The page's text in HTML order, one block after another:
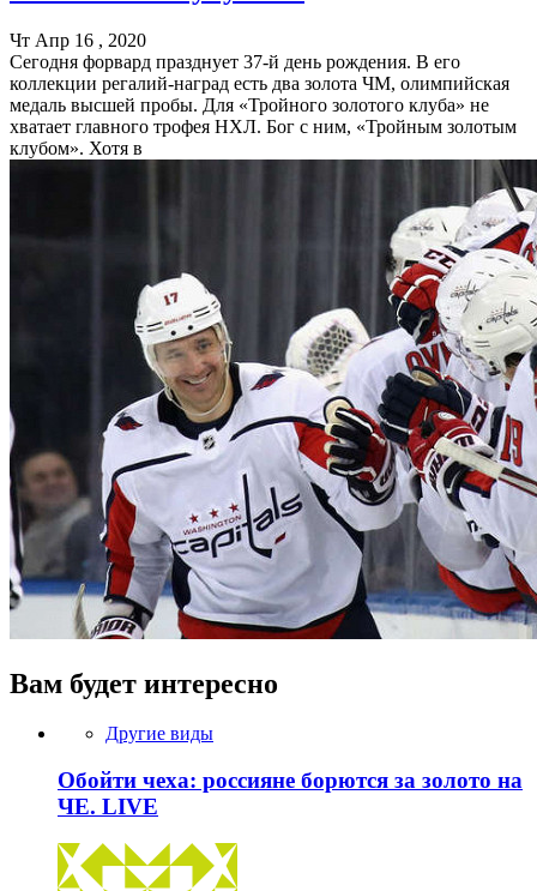
Чт Апр 16 , 2020
Сегодня форвард празднует 37-й день рождения. В его
коллекции регалий-наград есть два золота ЧМ, олимпийская
медаль высшей пробы. Для «Тройного золотого клуба» не
хватает главного трофея НХЛ. Бог с ним, «Тройным золотым
клубом». Хотя в
Вам будет интересно
Другие виды
Обойти чеха: россияне борются за золото на
ЧЕ. LIVE